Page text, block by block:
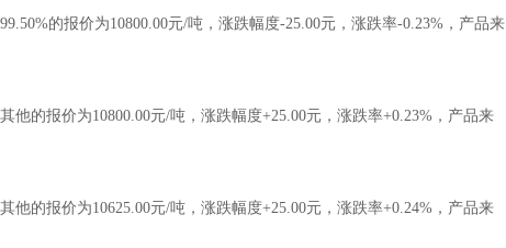
的报价为10800.00元/吨，涨跌幅度-25.00元，涨跌率-0.23%，产品来
他的报价为10800.00元/吨，涨跌幅度+25.00元，涨跌率+0.23%，产品来
他的报价为10625.00元/吨，涨跌幅度+25.00元，涨跌率+0.24%，产品来